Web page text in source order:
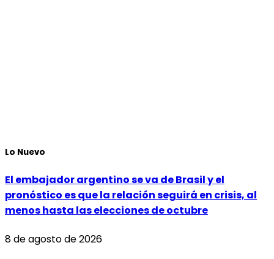
Lo Nuevo
El embajador argentino se va de Brasil y el
pronóstico es que la relación seguirá en crisis, al
menos hasta las elecciones de octubre
8 de agosto de 2026